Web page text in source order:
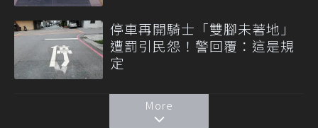
停車再開騎士「雙腳未著地」
遭罰引民怨！警回覆：這是規
定
More